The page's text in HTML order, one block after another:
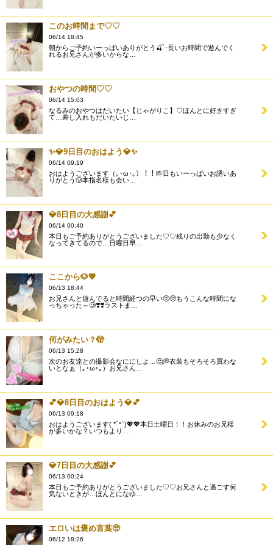
このお時間まで♡♡
06/14 18:45
朝からご予約いーっぱいありがとう🍒´-長いお時間で遊んでく
れるお兄さんが多いからな…
おやつの時間♡♡
06/14 15:03
なるみのおやつはだいたい【じゃがりこ】♡ほんとに好きすぎ
て…差し入れもだいたいじ…
✨️💎9日目のおはよう💎✨️
06/14 09:19
おはようございます（｡･ω･｡）！！昨日もいーっぱいお誘いあ
りがとう🥲本指名様も会い…
💎8日目の大感謝💕
06/14 00:40
本日もご予約ありがとうございました♡♡残りの出勤も少なく
なってきてるので…日曜日早…
ここから🐶💖
06/13 18:44
お兄さんと遊んでると時間経つの早い🥺🥺もうこんな時間にな
っちゃった～🥲❣️❣️ラストま…
何がみたい？🫣
06/13 15:28
次のお友達との撮影会なににしよ…🤔💭衣装もそろそろ買わな
いとなぁ（｡･ω･｡）お兄さん…
💕💎8日目のおはよう💎💕
06/13 09:18
おはようございます( *´꒫`)💖💖本日土曜日！！お休みのお兄様
が多いかな？いつもより…
💎7日目の大感謝💕
06/13 00:24
本日もご予約ありがとうございました♡♡お兄さんと過ごす何
気ないときが…ほんとになゆ…
エロいは褒め言葉🥺
06/12 18:26